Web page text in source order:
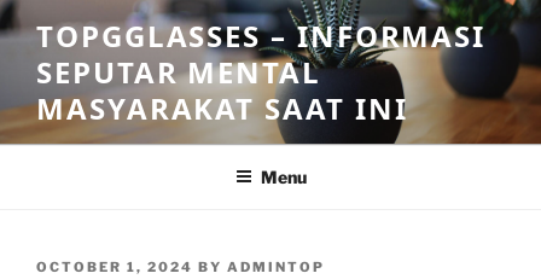
Skip
to
content
TOPGGLASSES – INFORMASI
SEPUTAR MENTAL
MASYARAKAT SAAT INI
Menu
POSTED
OCTOBER 1, 2024 BY ADMINTOP